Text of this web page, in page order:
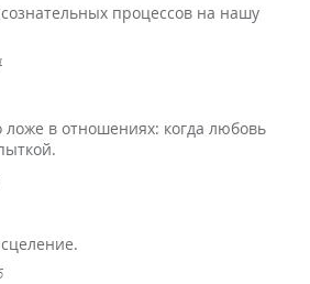
процессов на нашу
ложе в отношениях: когда любовь